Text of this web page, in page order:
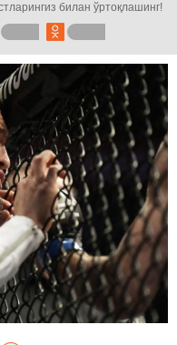
билан ўртоқлашинг!